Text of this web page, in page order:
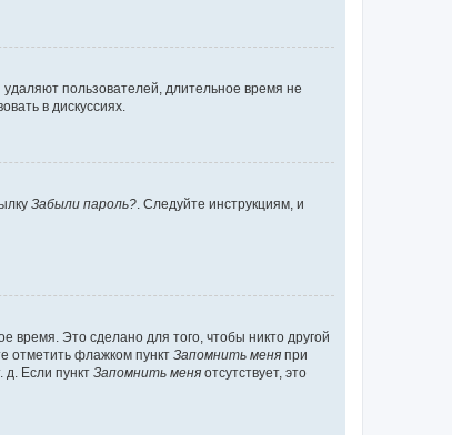
пользователей, длительное время не
в дискуссиях.
Забыли пароль? . Следуйте инструкциям, и
время. Это сделано для того, чтобы никто другой
отметить флажком пункт Запомнить меня при
Если пункт Запомнить меня отсутствует, это